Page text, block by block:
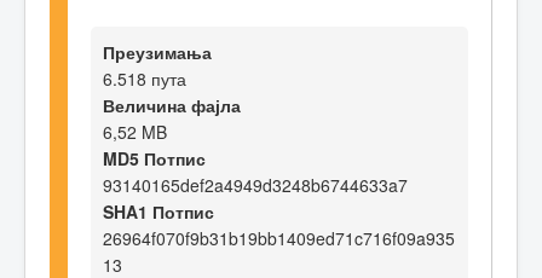
Преузимања
6.518 пута
Величина фајла
6,52 MB
MD5 Потпис
93140165def2a4949d3248b6744633a7
SHA1 Потпис
26964f070f9b31b19bb1409ed71c716f09a935
13